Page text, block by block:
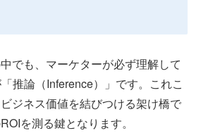
でも、マーケターが必ず理解して
推論（Inference）」です。これこ
ジネス価値を結びつける架け橋で
を測る鍵となります。